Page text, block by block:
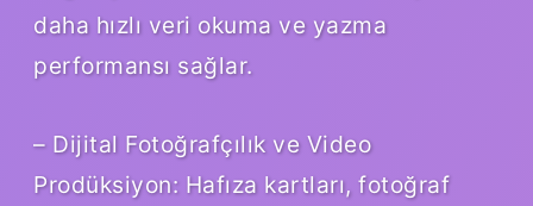
daha hızlı veri okuma ve yazma
performansı sağlar.
– Dijital Fotoğrafçılık ve Video
Prodüksiyon: Hafıza kartları, fotoğraf